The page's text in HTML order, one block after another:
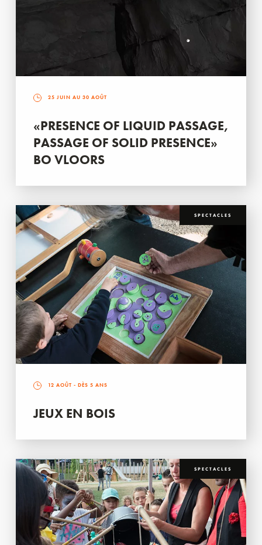
25 JUIN AU 30 AOÛT
«PRESENCE OF LIQUID PASSAGE,
PASSAGE OF SOLID PRESENCE»
BO VLOORS
SPECTACLES
12 AOÛT - DÈS 5 ANS
JEUX EN BOIS
SPECTACLES